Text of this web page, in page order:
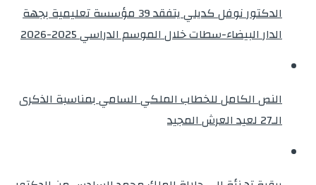
الدكتور نوفل كديلي يتفقد 39 مؤسسة تعليمية بجهة
الدار البيضاء-سطات خلال الموسم الدراسي 2025-2026
النص الكامل للخطاب الملكي السامي بمناسبة الذكرى
الـ27 لعيد العرش المجيد